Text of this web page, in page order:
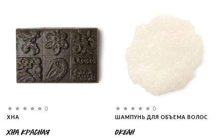
0
ХНА
ХНА КРАСНАЯ
0
ШАМПУНЬ ДЛЯ ОБЪЕМА ВОЛОС
ОКЕАН